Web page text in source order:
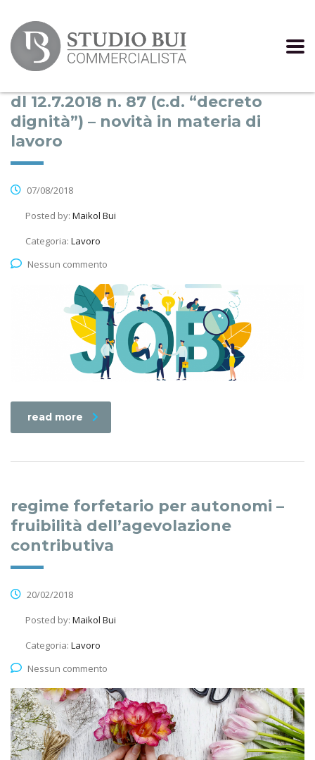
dl 12.7.2018 n. 87 (c.d. “decreto
dignità”) – novità in materia di
lavoro
07/08/2018
Posted by: Maikol Bui
Categoria: Lavoro
Nessun commento
read more
regime forfetario per autonomi –
fruibilità dell’agevolazione
contributiva
20/02/2018
Posted by: Maikol Bui
Categoria: Lavoro
Nessun commento